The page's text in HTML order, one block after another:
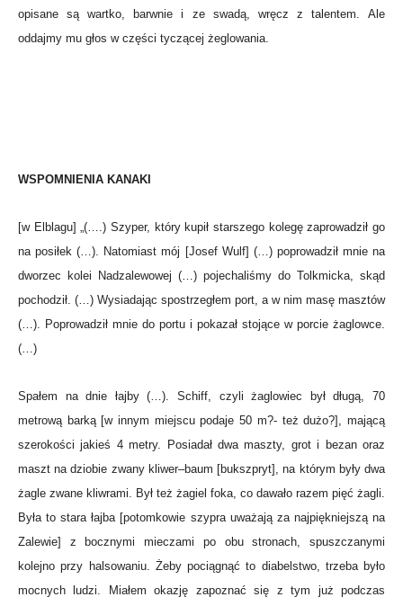
opisane są wartko, barwnie i ze swadą, wręcz z talentem. Ale
oddajmy mu głos w części tyczącej żeglowania.
WSPOMNIENIA KANAKI
[w Elblagu] „(….) Szyper, który kupił starszego kolegę zaprowadził go
na posiłek (…). Natomiast mój [Josef Wulf] (…) poprowadził mnie na
dworzec kolei Nadzalewowej (…) pojechaliśmy do Tolkmicka, skąd
pochodził. (…) Wysiadając spostrzegłem port, a w nim masę masztów
(…). Poprowadził mnie do portu i pokazał stojące w porcie żaglowce.
(…)
Spałem na dnie łajby (…). Schiff, czyli żaglowiec był długą, 70
metrową barką [w innym miejscu podaje 50 m?- też dużo?], mającą
szerokości jakieś 4 metry. Posiadał dwa maszty, grot i bezan oraz
maszt na dziobie zwany kliwer–baum [bukszpryt], na którym były dwa
żagle zwane kliwrami. Był też żagiel foka, co dawało razem pięć żagli.
Była to stara łajba [potomkowie szypra uważają za najpiękniejszą na
Zalewie] z bocznymi mieczami po obu stronach, spuszczanymi
kolejno przy halsowaniu. Żeby pociągnąć to diabelstwo, trzeba było
mocnych ludzi. Miałem okazję zapoznać się z tym już podczas